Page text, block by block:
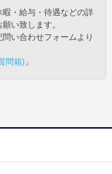
・給与・待遇などの詳
い致します。
い合わせフォームより
問箱) 」